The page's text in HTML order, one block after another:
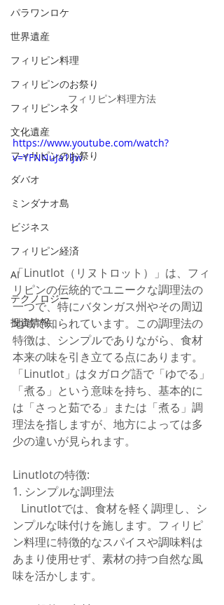
パラワンロケ
世界遺産
フィリピン料理
フィリピンのお祭り
フィリピンネタ
文化遺産
フィリピンのお祭り
ダバオ
ミンダナオ島
ビジネス
フィリピン経済
AI
テクノロジー
投資情報
フィリピン料理方法
https://www.youtube.com/watch?
v=YFNNuJa1lJw
「Linutlot（リヌトロット）」は、フィ
リピンの伝統的でユニークな調理法の
一つで、特にバタンガス州やその周辺
地域で知られています。この調理法の
特徴は、シンプルでありながら、食材
本来の味を引き立てる点にあります。
「Linutlot」はタガログ語で「ゆでる」
「煮る」という意味を持ち、基本的に
は「さっと茹でる」または「煮る」調
理法を指しますが、地方によっては多
少の違いが見られます。
Linutlotの特徴:
1. シンプルな調理法
ンプルな味付けを施します。フィリピ
ン料理に特徴的なスパイスや調味料は
あまり使用せず、素材の持つ自然な風
味を活かします。